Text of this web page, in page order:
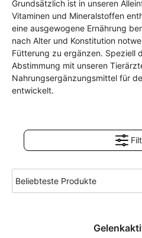
Grundsätzlich ist in unseren
Vitaminen und Mineralstoffen
eine ausgewogene Ernährung
nach Alter und Konstitution
Fütterung zu ergänzen. Speziell
Abstimmung mit unseren
Nahrungsergänzungsmittel für
entwickelt.